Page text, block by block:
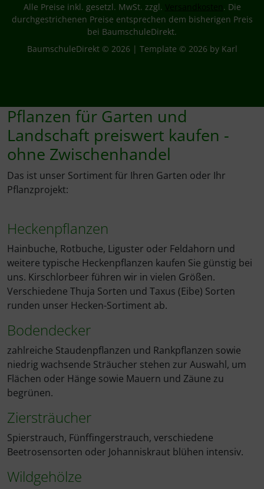
Alle Preise inkl. gesetzl. MwSt. zzgl. Versandkosten. Die
durchgestrichenen Preise entsprechen dem bisherigen Preis
bei BaumschuleDirekt.
BaumschuleDirekt © 2026 | Template © 2026 by Karl
Pflanzen für Garten und
Landschaft preiswert kaufen -
ohne Zwischenhandel
Das ist unser Sortiment für Ihren Garten oder Ihr
Pflanzprojekt:
Heckenpflanzen
Hainbuche, Rotbuche, Liguster oder Feldahorn und
weitere typische Heckenpflanzen kaufen Sie günstig bei
uns. Kirschlorbeer führen wir in vielen Größen.
Verschiedene Thuja Sorten und Taxus (Eibe) Sorten
runden unser Hecken-Sortiment ab.
Bodendecker
zahlreiche Staudenpflanzen und Rankpflanzen sowie
niedrig wachsende Sträucher stehen zur Auswahl, um
Flächen oder Hänge sowie Mauern und Zäune zu
begrünen.
Ziersträucher
Spierstrauch, Fünffingerstrauch, verschiedene
Beetrosensorten oder Johanniskraut blühen intensiv.
Wildgehölze